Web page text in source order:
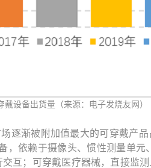
戴设备出货量（来源：电子发烧友网）
逐渐被附加值最大的可穿戴产
，依赖于摄像头、惯性测量单元
互；可穿戴医疗器械，直接监